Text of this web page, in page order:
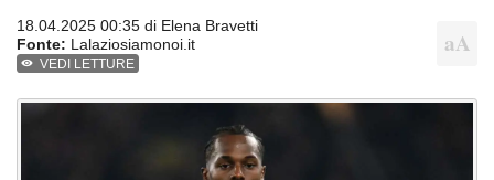
18.04.2025 00:35 di Elena Bravetti
Fonte: Lalaziosiamonoi.it
VEDI LETTURE